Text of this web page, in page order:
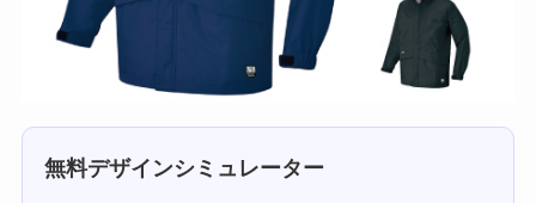
無料デザインシミュレーター